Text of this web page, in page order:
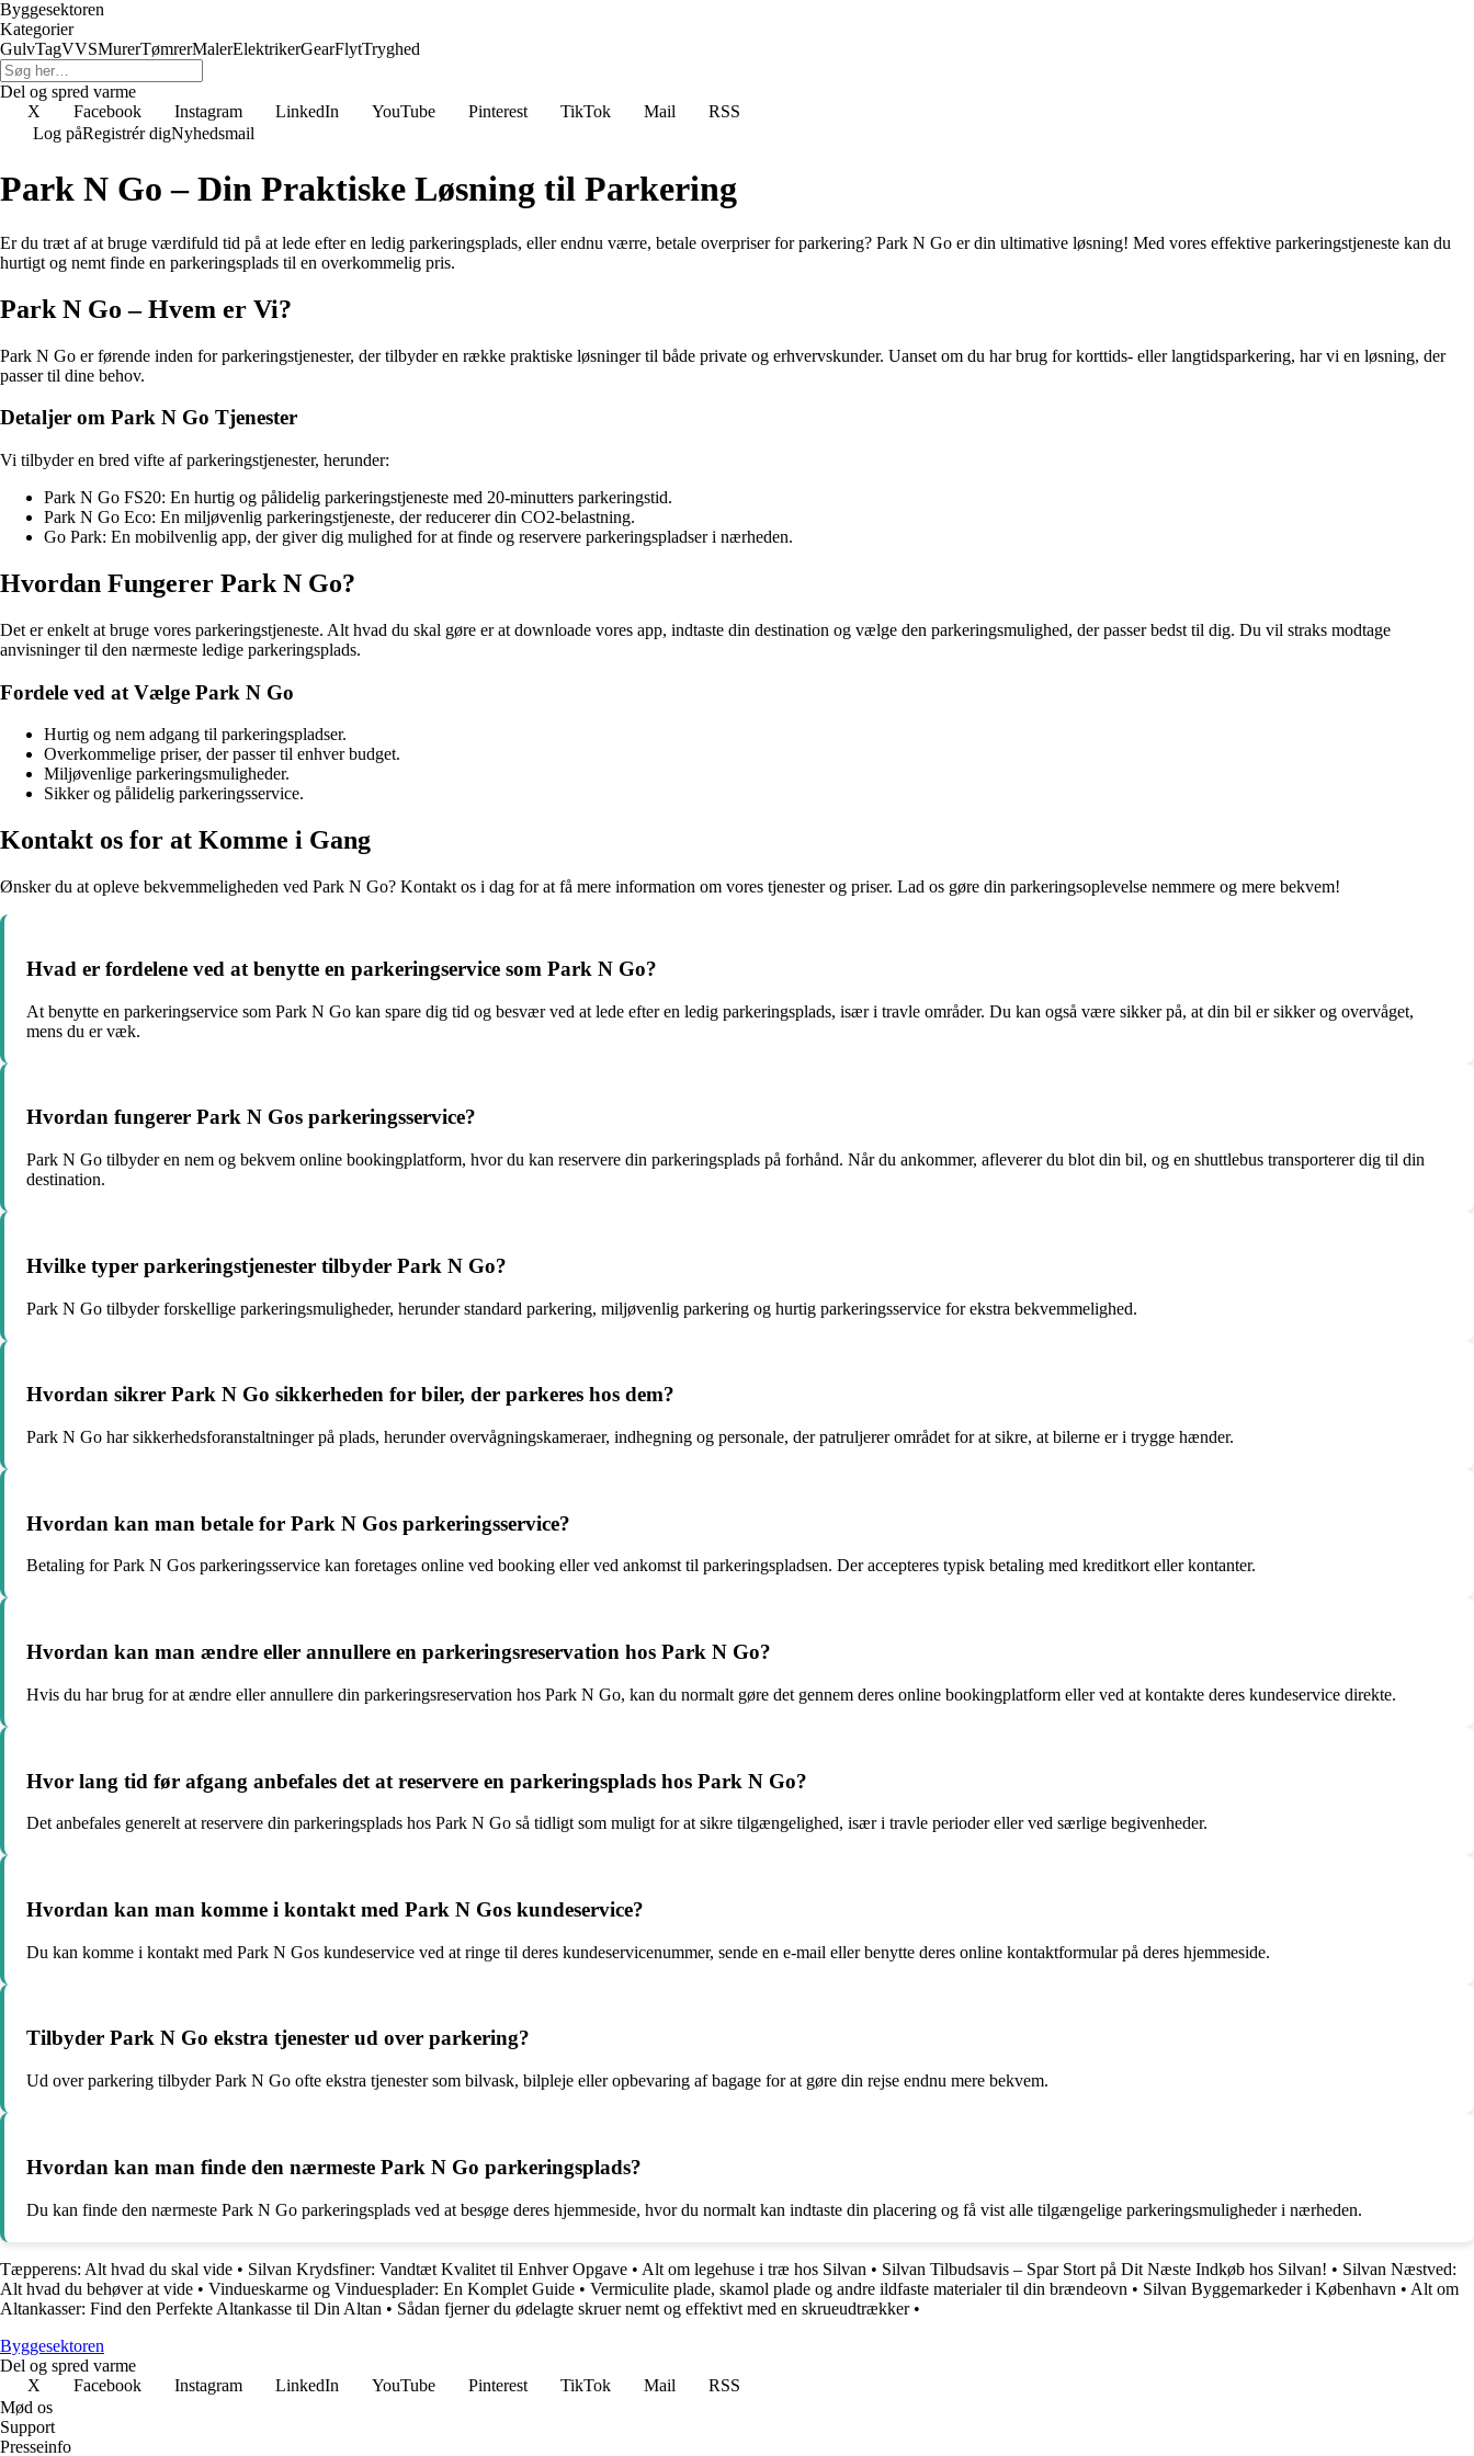
Byggesektoren
Kategorier
GulvTagVVSMurerTømrerMalerElektrikerGearFlytTryghed
Del og spred varme
X
Facebook Instagram LinkedIn YouTube Pinterest TikTok Mail
RSS
Log påRegistrér digNyhedsmail
Park N Go – Din Praktiske Løsning til Parkering
Er du træt af at bruge værdifuld tid på at lede efter en ledig parkeringsplads, eller endnu værre, betale overpriser for parkering? Park N Go er din ultimative løsning! Med vores effektive parkeringstjeneste kan du
hurtigt og nemt finde en parkeringsplads til en overkommelig pris.
Park N Go – Hvem er Vi?
Park N Go er førende inden for parkeringstjenester, der tilbyder en række praktiske løsninger til både private og erhvervskunder. Uanset om du har brug for korttids- eller langtidsparkering, har vi en løsning, der
passer til dine behov.
Detaljer om Park N Go Tjenester
Vi tilbyder en bred vifte af parkeringstjenester, herunder:
Park N Go FS20: En hurtig og pålidelig parkeringstjeneste med 20-minutters parkeringstid.
Park N Go Eco: En miljøvenlig parkeringstjeneste, der reducerer din CO2-belastning.
Go Park: En mobilvenlig app, der giver dig mulighed for at finde og reservere parkeringspladser i nærheden.
Hvordan Fungerer Park N Go?
Det er enkelt at bruge vores parkeringstjeneste. Alt hvad du skal gøre er at downloade vores app, indtaste din destination og vælge den parkeringsmulighed, der passer bedst til dig. Du vil straks modtage
anvisninger til den nærmeste ledige parkeringsplads.
Fordele ved at Vælge Park N Go
Hurtig og nem adgang til parkeringspladser.
Overkommelige priser, der passer til enhver budget.
Miljøvenlige parkeringsmuligheder.
Sikker og pålidelig parkeringsservice.
Kontakt os for at Komme i Gang
Ønsker du at opleve bekvemmeligheden ved Park N Go? Kontakt os i dag for at få mere information om vores tjenester og priser. Lad os gøre din parkeringsoplevelse nemmere og mere bekvem!
Hvad er fordelene ved at benytte en parkeringservice som Park N Go?
At benytte en parkeringservice som Park N Go kan spare dig tid og besvær ved at lede efter en ledig parkeringsplads, især i travle områder. Du kan også være sikker på, at din bil er sikker og overvåget,
mens du er væk.
Hvordan fungerer Park N Gos parkeringsservice?
Park N Go tilbyder en nem og bekvem online bookingplatform, hvor du kan reservere din parkeringsplads på forhånd. Når du ankommer, afleverer du blot din bil, og en shuttlebus transporterer dig til din
destination.
Hvilke typer parkeringstjenester tilbyder Park N Go?
Park N Go tilbyder forskellige parkeringsmuligheder, herunder standard parkering, miljøvenlig parkering og hurtig parkeringsservice for ekstra bekvemmelighed.
Hvordan sikrer Park N Go sikkerheden for biler, der parkeres hos dem?
Park N Go har sikkerhedsforanstaltninger på plads, herunder overvågningskameraer, indhegning og personale, der patruljerer området for at sikre, at bilerne er i trygge hænder.
Hvordan kan man betale for Park N Gos parkeringsservice?
Betaling for Park N Gos parkeringsservice kan foretages online ved booking eller ved ankomst til parkeringspladsen. Der accepteres typisk betaling med kreditkort eller kontanter.
Hvordan kan man ændre eller annullere en parkeringsreservation hos Park N Go?
Hvis du har brug for at ændre eller annullere din parkeringsreservation hos Park N Go, kan du normalt gøre det gennem deres online bookingplatform eller ved at kontakte deres kundeservice direkte.
Hvor lang tid før afgang anbefales det at reservere en parkeringsplads hos Park N Go?
Det anbefales generelt at reservere din parkeringsplads hos Park N Go så tidligt som muligt for at sikre tilgængelighed, især i travle perioder eller ved særlige begivenheder.
Hvordan kan man komme i kontakt med Park N Gos kundeservice?
Du kan komme i kontakt med Park N Gos kundeservice ved at ringe til deres kundeservicenummer, sende en e-mail eller benytte deres online kontaktformular på deres hjemmeside.
Tilbyder Park N Go ekstra tjenester ud over parkering?
Ud over parkering tilbyder Park N Go ofte ekstra tjenester som bilvask, bilpleje eller opbevaring af bagage for at gøre din rejse endnu mere bekvem.
Hvordan kan man finde den nærmeste Park N Go parkeringsplads?
Du kan finde den nærmeste Park N Go parkeringsplads ved at besøge deres hjemmeside, hvor du normalt kan indtaste din placering og få vist alle tilgængelige parkeringsmuligheder i nærheden.
Tæpperens: Alt hvad du skal vide • Silvan Krydsfiner: Vandtæt Kvalitet til Enhver Opgave • Alt om legehuse i træ hos Silvan • Silvan Tilbudsavis – Spar Stort på Dit Næste Indkøb hos Silvan! • Silvan Næstved:
Alt hvad du behøver at vide • Vindueskarme og Vinduesplader: En Komplet Guide • Vermiculite plade, skamol plade og andre ildfaste materialer til din brændeovn • Silvan Byggemarkeder i København • Alt om
Altankasser: Find den Perfekte Altankasse til Din Altan • Sådan fjerner du ødelagte skruer nemt og effektivt med en skrueudtrækker•
Byggesektoren
Del og spred varme
X
Facebook Instagram LinkedIn YouTube Pinterest TikTok Mail
RSS
Mød os
Support
Presseinfo